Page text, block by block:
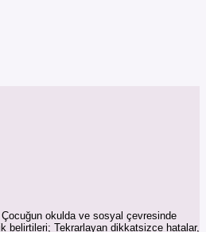
okulda ve sosyal çevresinde
belirtileri; Tekrarlayan dikkatsizce hatalar,